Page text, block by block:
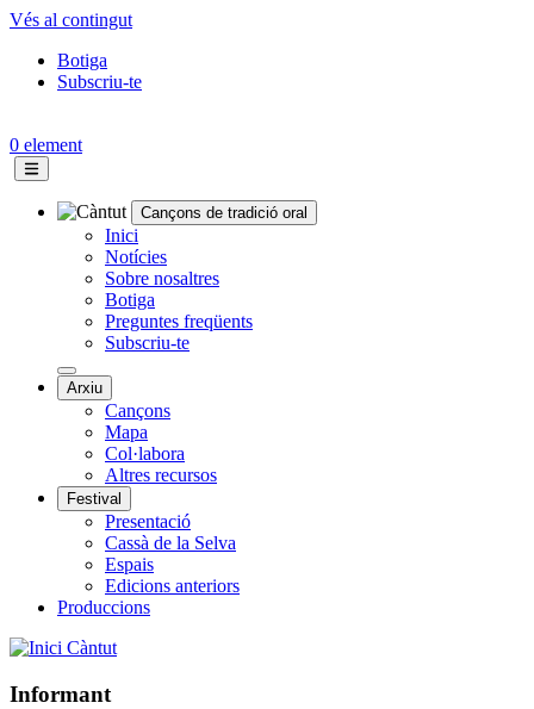
Vés al contingut
Topbar
Botiga
Subscriu-te
0 element
Navegació
principal
Cançons de tradició oral
Inici
Notícies
Sobre nosaltres
Botiga
Preguntes freqüents
Subscriu-te
Arxiu
Cançons
Mapa
Col·labora
Altres recursos
Festival
Presentació
Cassà de la Selva
Espais
Edicions anteriors
Produccions
Càntut
Informant